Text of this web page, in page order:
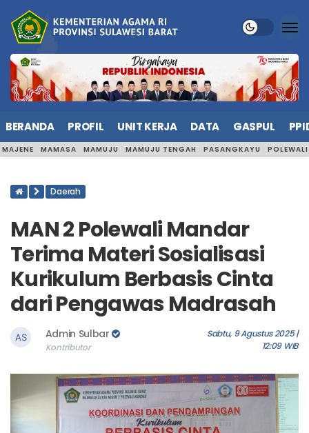
BERANDA PROFIL UNIT KERJA DATA GASPUL
MAJENE MAMASA MAMUJU MAMUJU TENGAH PASANGKAYU
Daerah
MAN 2 Polewali Mandar
Terima Materi Sosialisasi
Kurikulum Berbasis Cinta
dari Pengawas Madrasah
Admin Sulbar
Kontributor
Sabtu, 9 Agustus 2025 |
12:09 WIB